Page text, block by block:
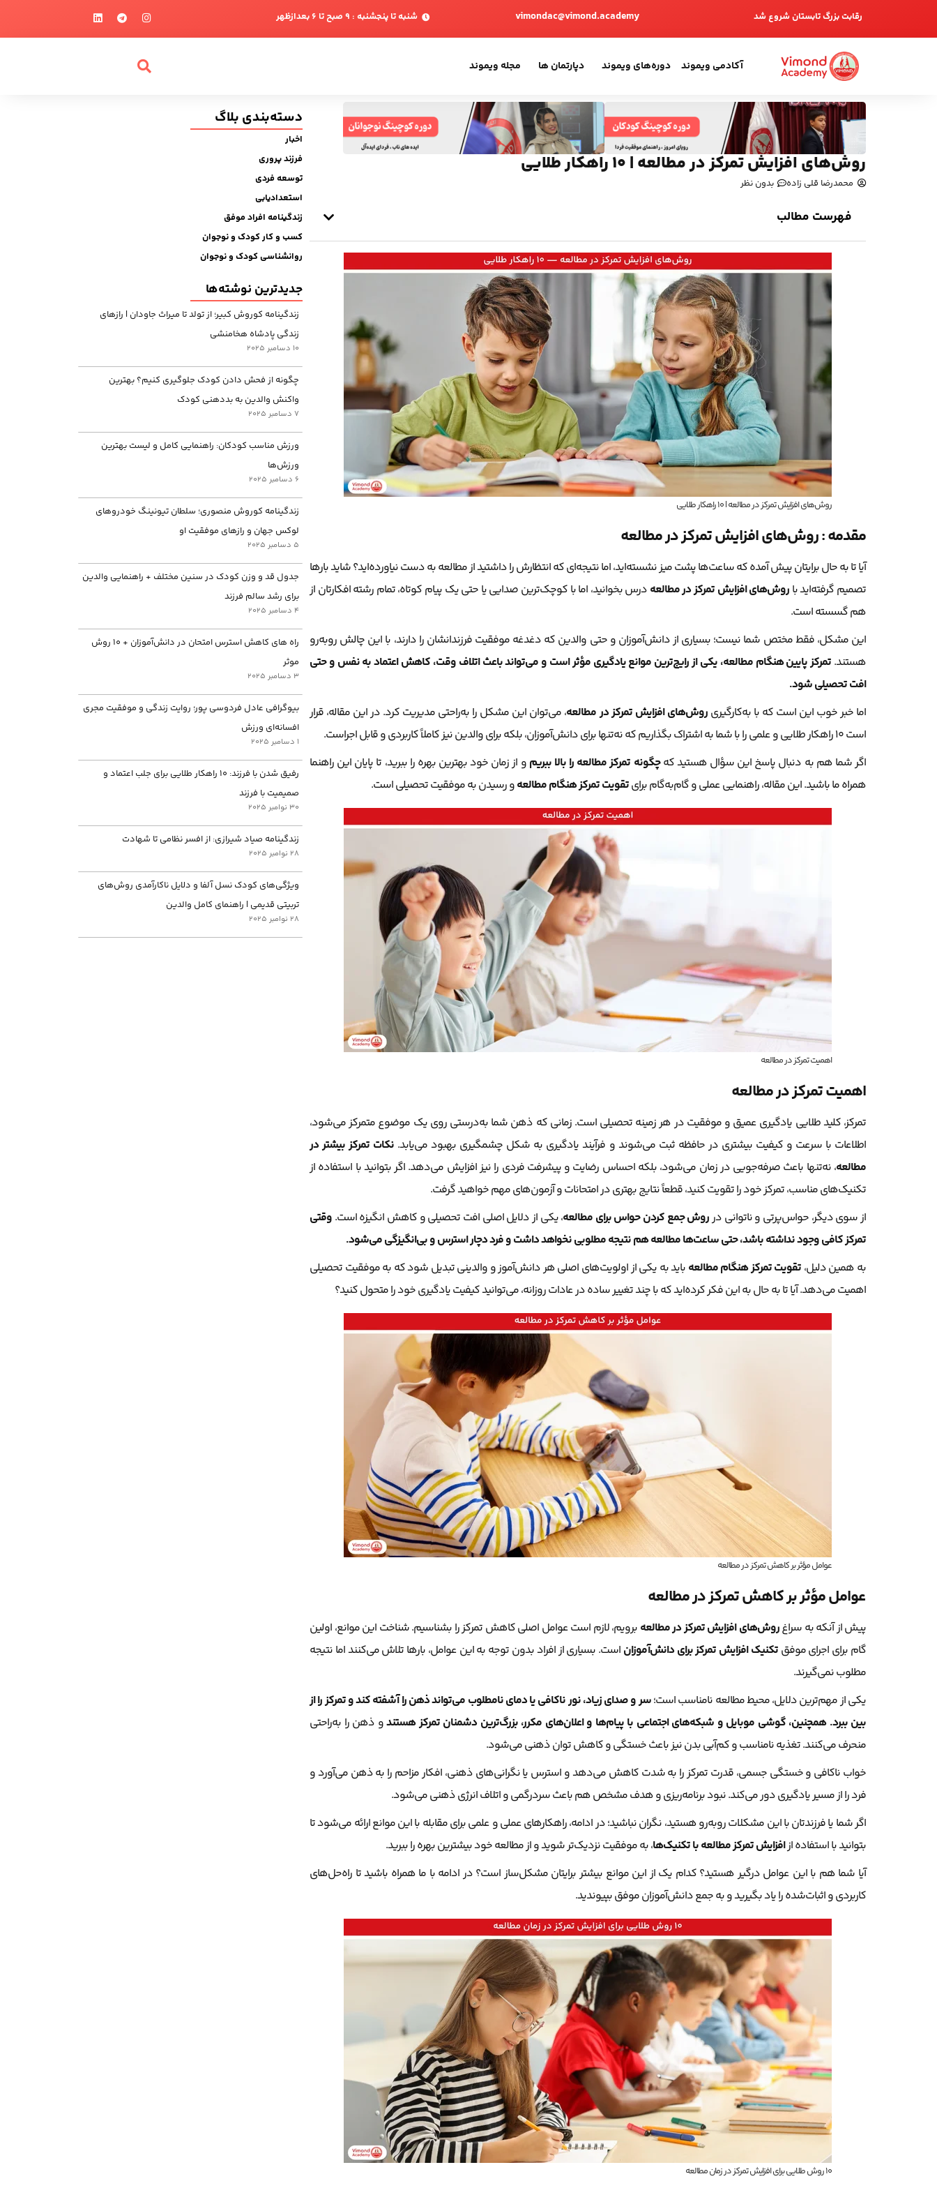
رقابت بزرگ تابستان شروع شد vimondac@vimond.academy شنبه تا پنجشنبه : 9 صبح تا 6 بعدازظهر
آکادمی ویموند دوره‌های ویموند دپارتمان ها مجله ویموند
روش‌های افزایش تمرکز در مطالعه | ۱۰ راهکار طلایی
محمدرضا قلی زاده بدون نظر
فهرست مطالب
روش‌های افزایش تمرکز در مطالعه | ۱۰ راهکار طلایی
مقدمه : روش‌های افزایش تمرکز در مطالعه
آیا تا به حال برایتان پیش آمده که ساعت‌ها پشت میز نشسته‌اید، اما نتیجه‌ای که انتظارش را داشتید از مطالعه به دست نیاورده‌اید؟ شاید بارها
تصمیم گرفته‌اید با روش‌های افزایش تمرکز در مطالعه درس بخوانید، اما با کوچک‌ترین صدایی یا حتی یک پیام کوتاه، تمام رشته افکارتان از
هم گسسته است.
این مشکل، فقط مختص شما نیست؛ بسیاری از دانش‌آموزان و حتی والدین که دغدغه موفقیت فرزندانشان را دارند، با این چالش روبه‌رو
هستند. تمرکز پایین هنگام مطالعه، یکی از رایج‌ترین موانع یادگیری مؤثر است و می‌تواند باعث اتلاف وقت، کاهش اعتماد به نفس و حتی
افت تحصیلی شود.
اما خبر خوب این است که با به‌کارگیریروش‌های افزایش تمرکز در مطالعه، می‌توان این مشکل را به‌راحتی مدیریت کرد. در این مقاله، قرار
است ۱۰ راهکار طلایی و علمی را با شما به اشتراک بگذاریم که نه‌تنها برای دانش‌آموزان، بلکه برای والدین نیز کاملاً کاربردی و قابل اجراست.
اگر شما هم به دنبال پاسخ این سؤال هستید کهچگونه تمرکز مطالعه را بالا ببریم و از زمان خود بهترین بهره را ببرید، تا پایان این راهنما
همراه ما باشید. این مقاله، راهنمایی عملی و گام‌به‌گام برایتقویت تمرکز هنگام مطالعهو رسیدن به موفقیت تحصیلی است.
اهمیت تمرکز در مطالعه
اهمیت تمرکز در مطالعه
تمرکز، کلید طلایی یادگیری عمیق و موفقیت در هر زمینه تحصیلی است. زمانی که ذهن شما به‌درستی روی یک موضوع متمرکز می‌شود،
اطلاعات با سرعت و کیفیت بیشتری در حافظه ثبت می‌شوند و فرآیند یادگیری به شکل چشمگیری بهبود می‌یابد. نکات تمرکز بیشتر در
مطالعه، نه‌تنها باعث صرفه‌جویی در زمان می‌شود، بلکه احساس رضایت و پیشرفت فردی را نیز افزایش می‌دهد. اگر بتوانید با استفاده از
تکنیک‌های مناسب، تمرکز خود را تقویت کنید، قطعاً نتایج بهتری در امتحانات و آزمون‌های مهم خواهید گرفت.
از سوی دیگر، حواس‌پرتی و ناتوانی درروش جمع کردن حواس برای مطالعه، یکی از دلایل اصلی افت تحصیلی و کاهش انگیزه است. وقتی
تمرکز کافی وجود نداشته باشد، حتی ساعت‌ها مطالعه هم نتیجه مطلوبی نخواهد داشت و فرد دچار استرس و بی‌انگیزگی می‌شود.
به همین دلیل، تقویت تمرکز هنگام مطالعه باید به یکی از اولویت‌های اصلی هر دانش‌آموز و والدینی تبدیل شود که به موفقیت تحصیلی
اهمیت می‌دهد. آیا تا به حال به این فکر کرده‌اید که با چند تغییر ساده در عادات روزانه، می‌توانید کیفیت یادگیری خود را متحول کنید؟
عوامل مؤثر بر کاهش تمرکز در مطالعه
عوامل مؤثر بر کاهش تمرکز در مطالعه
پیش از آنکه به سراغروش‌های افزایش تمرکز در مطالعه برویم، لازم است عوامل اصلی کاهش تمرکز را بشناسیم. شناخت این موانع، اولین
گام برای اجرای موفقتکنیک افزایش تمرکز برای دانش‌آموزان است. بسیاری از افراد بدون توجه به این عوامل، بارها تلاش می‌کنند اما نتیجه
مطلوب نمی‌گیرند.
یکی از مهم‌ترین دلایل، محیط مطالعه نامناسب است؛سر و صدای زیاد، نور ناکافی یا دمای نامطلوب می‌تواند ذهن را آشفته کند و تمرکز را از
بین ببرد. همچنین، گوشی موبایل و شبکه‌های اجتماعی با پیام‌ها و اعلان‌های مکرر، بزرگ‌ترین دشمنان تمرکز هستندو ذهن را به‌راحتی
منحرف می‌کنند. تغذیه نامناسب و کم‌آبی بدن نیز باعث خستگی و کاهش توان ذهنی می‌شود.
خواب ناکافی و خستگی جسمی، قدرت تمرکز را به شدت کاهش می‌دهد و استرس یا نگرانی‌های ذهنی، افکار مزاحم را به ذهن می‌آورد و
فرد را از مسیر یادگیری دور می‌کند. نبود برنامه‌ریزی و هدف مشخص هم باعث سردرگمی و اتلاف انرژی ذهنی می‌شود.
اگر شما یا فرزندتان با این مشکلات روبه‌رو هستید، نگران نباشید؛ در ادامه، راهکارهای عملی و علمی برای مقابله با این موانع ارائه می‌شود تا
بتوانید با استفاده ازافزایش تمرکز مطالعه با تکنیک‌ها، به موفقیت نزدیک‌تر شوید و از مطالعه خود بیشترین بهره را ببرید.
آیا شما هم با این عوامل درگیر هستید؟ کدام یک از این موانع بیشتر برایتان مشکل‌ساز است؟ در ادامه با ما همراه باشید تا راه‌حل‌های
کاربردی و اثبات‌شده را یاد بگیرید و به جمع دانش‌آموزان موفق بپیوندید.
۱۰ روش طلایی برای افزایش تمرکز در زمان مطالعه
دسته‌بندی بلاگ
اخبار
فرزند پروری
توسعه فردی
استعدادیابی
زندگینامه افراد موفق
کسب و کار کودک و نوجوان
روانشناسی کودک و نوجوان
جدیدترین نوشته‌ها
زندگینامه کوروش کبیر؛ از تولد تا میراث جاودان | رازهای
زندگی پادشاه هخامنشی
10 دسامبر 2025
چگونه از فحش دادن کودک جلوگیری کنیم؟ بهترین
واکنش والدین به بددهنی کودک
7 دسامبر 2025
ورزش مناسب کودکان: راهنمایی کامل و لیست بهترین
ورزش‌ها
6 دسامبر 2025
زندگینامه کوروش منصوری؛ سلطان تیونینگ خودروهای
لوکس جهان و رازهای موفقیت او
5 دسامبر 2025
جدول قد و وزن کودک در سنین مختلف + راهنمایی والدین
برای رشد سالم فرزند
4 دسامبر 2025
راه های کاهش استرس امتحان در دانش‌آموزان + ۱۰ روش
موثر
3 دسامبر 2025
بیوگرافی عادل فردوسی پور؛ روایت زندگی و موفقیت مجری
افسانه‌ای ورزش
1 دسامبر 2025
رفیق شدن با فرزند: ۱۰ راهکار طلایی برای جلب اعتماد و
صمیمیت با فرزند
30 نوامبر 2025
زندگینامه صیاد شیرازی: از افسر نظامی تا شهادت
28 نوامبر 2025
ویژگی‌های کودک نسل آلفا و دلایل ناکارآمدی روش‌های
تربیتی قدیمی | راهنمای کامل والدین
28 نوامبر 2025